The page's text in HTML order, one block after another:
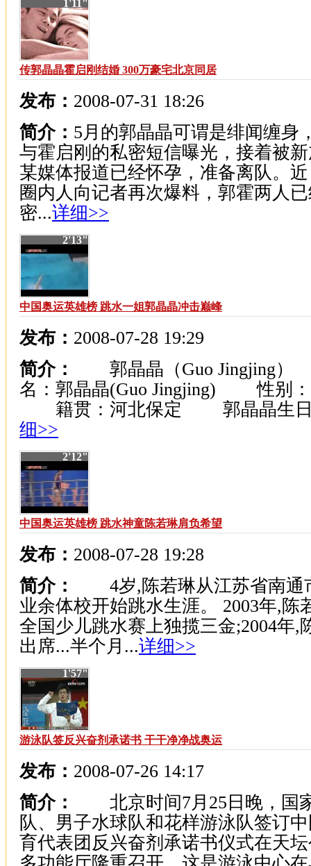
1'11"
传郭晶晶霍启刚结婚 300万豪宅北京同居
发布： 2008-07-31 18:26
简介： 5月的郭晶晶可谓是绯闻缠身
与霍启刚的私密短信曝光，接着被
某媒体报道已经怀孕，准备离队。
圈内人向记者再次爆料，郭霍两人
密...详细>>
2'13"
中国奥运英雄榜 跳水一姐郭晶晶冲击巅峰
发布： 2008-07-28 19:29
简介：
郭晶晶（Guo Jingjing
名：郭晶晶(Guo Jingjing) 性别
籍贯：河北保定 郭晶晶生
细>>
2'12"
中国奥运英雄榜 跳水神童陈若琳肩负希望
发布： 2008-07-28 19:28
简介：
4岁,陈若琳从江苏省南通
业余体校开始跳水生涯。 2003年,陈
全国少儿跳水赛上独揽三金;2004年,
出席...半个月...详细>>
1'57"
游泳队签反兴奋剂承诺书 干干净净战奥运
发布： 2008-07-26 14:17
简介：
北京时间7月25日晚，国
队、男子水球队和花样游泳队签订
育代表团反兴奋剂承诺书仪式在天